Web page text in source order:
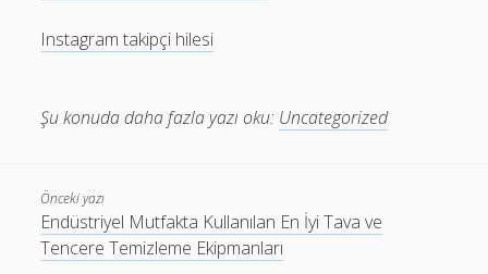
Instagram takipçi hilesi
Şu konuda daha fazla yazı oku: Uncategorized
Önceki yazı
Endüstriyel Mutfakta Kullanılan En İyi Tava ve
Tencere Temizleme Ekipmanları